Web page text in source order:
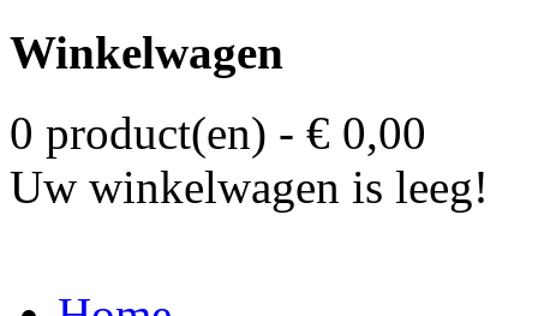
Winkelwagen
0 product(en) - € 0,00
Uw winkelwagen is leeg!